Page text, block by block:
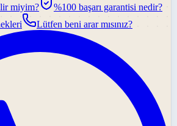
miyim?
%100 başarı garantisi nedir?
Lütfen beni arar mısınız?